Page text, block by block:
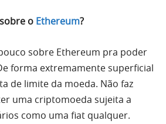
o Ethereum?
sobre Ethereum pra poder
forma extremamente superficial
de limite da moeda. Não faz
uma criptomoeda sujeita a
como uma fiat qualquer.